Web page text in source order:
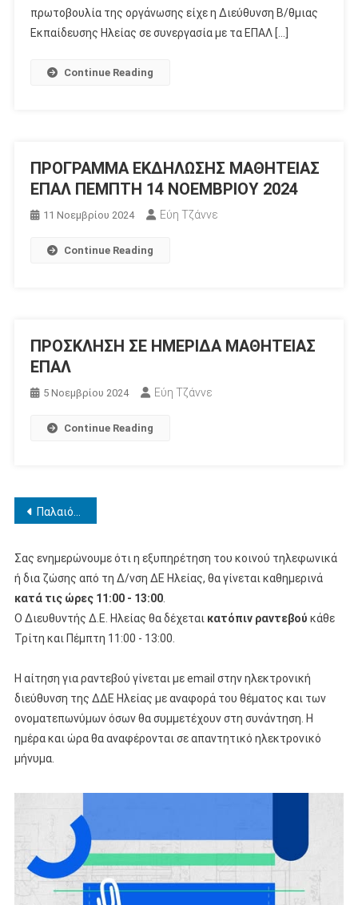
πρωτοβουλία της οργάνωσης είχε η Διεύθυνση B/θμιας
Εκπαίδευσης Ηλείας σε συνεργασία με τα ΕΠΑΛ […]
Continue Reading
ΠΡΟΓΡΑΜΜΑ ΕΚΔΗΛΩΣΗΣ ΜΑΘΗΤΕΙΑΣ
ΕΠΑΛ ΠΕΜΠΤΗ 14 ΝΟΕΜΒΡΙΟΥ 2024
11 Νοεμβρίου 2024 Εύη Τζάννε
Continue Reading
ΠΡΟΣΚΛΗΣΗ ΣΕ ΗΜΕΡΙΔΑ ΜΑΘΗΤΕΙΑΣ
ΕΠΑΛ
5 Νοεμβρίου 2024 Εύη Τζάννε
Continue Reading
Πλοήγηση
Παλαιότερα άρθρα
Σας ενημερώνουμε ότι η εξυπηρέτηση του κοινού τηλεφωνικά
ή δια ζώσης από τη Δ/νση ΔΕ Ηλείας, θα γίνεται καθημερινά
κατά τις ώρες 11:00 - 13:00.
Ο Διευθυντής Δ.Ε. Ηλείας θα δέχεται κατόπιν ραντεβού κάθε
Τρίτη και Πέμπτη 11:00 - 13:00.
Η αίτηση για ραντεβού γίνεται με email στην ηλεκτρονική
διεύθυνση της ΔΔΕ Ηλείας με αναφορά του θέματος και των
ονοματεπωνύμων όσων θα συμμετέχουν στη συνάντηση. Η
ημέρα και ώρα θα αναφέρονται σε απαντητικό ηλεκτρονικό
μήνυμα.